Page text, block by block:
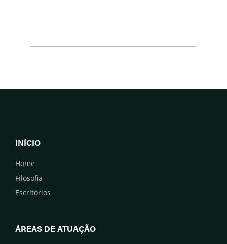
INÍCIO
Home
Filosofia
Escritórios
ÁREAS DE ATUAÇÃO